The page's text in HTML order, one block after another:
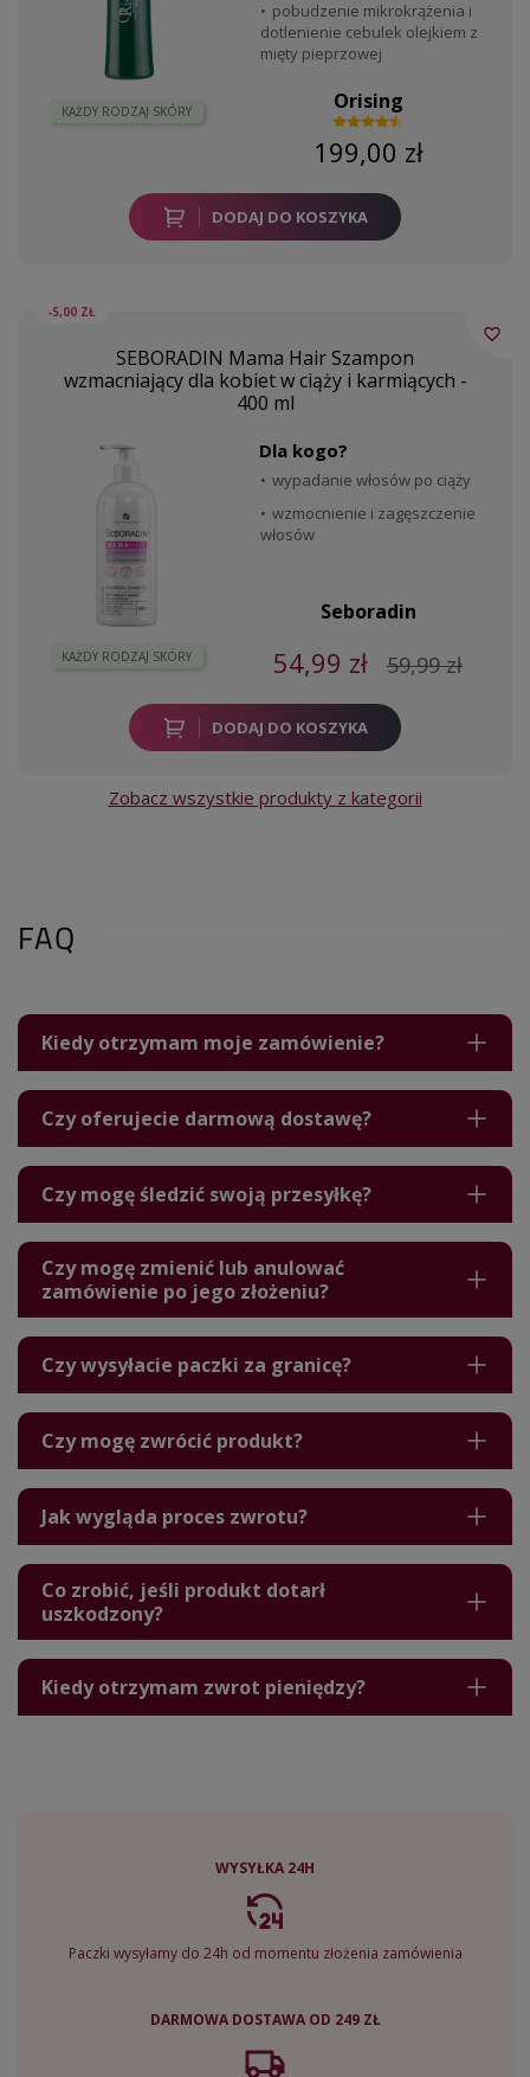
KAŻDY RODZAJ SKÓRY
pobudzenie mikrokrążenia i
dotlenienie cebulek olejkiem z
mięty pieprzowej
Orising
199,00 zł
DODAJ DO KOSZYKA
-5,00 ZŁ
SEBORADIN Mama Hair Szampon
wzmacniający dla kobiet w ciąży i karmiących -
400 ml
KAŻDY RODZAJ SKÓRY
Dla kogo?
wypadanie włosów po ciąży
wzmocnienie i zagęszczenie
włosów
Seboradin
54,99 zł 59,99 zł
DODAJ DO KOSZYKA
favorite_border
Zobacz wszystkie produkty z kategorii
FAQ
Kiedy otrzymam moje zamówienie?
Czy oferujecie darmową dostawę?
Czy mogę śledzić swoją przesyłkę?
Czy mogę zmienić lub anulować
zamówienie po jego złożeniu?
Czy wysyłacie paczki za granicę?
Czy mogę zwrócić produkt?
Jak wygląda proces zwrotu?
Co zrobić, jeśli produkt dotarł
uszkodzony?
Kiedy otrzymam zwrot pieniędzy?
WYSYŁKA 24H
Paczki wysyłamy do 24h od momentu złożenia zamówienia
DARMOWA DOSTAWA OD 249 ZŁ